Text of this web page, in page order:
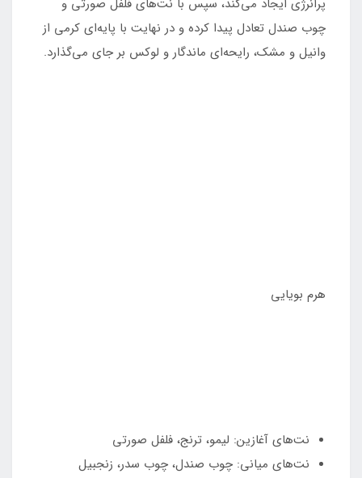
پرانرژی ایجاد می‌کند، سپس با نت‌های فلفل صورتی و
چوب صندل تعادل پیدا کرده و در نهایت با پایه‌ای کرمی از
وانیل و مشک، رایحه‌ای ماندگار و لوکس بر جای می‌گذارد.
هرم بویایی
نت‌های آغازین: لیمو، ترنج، فلفل صورتی
نت‌های میانی: چوب صندل، چوب سدر، زنجبیل